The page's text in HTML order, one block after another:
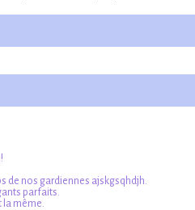
de nos gardiennes ajskgsqhdjh.
parfaits.
la même.